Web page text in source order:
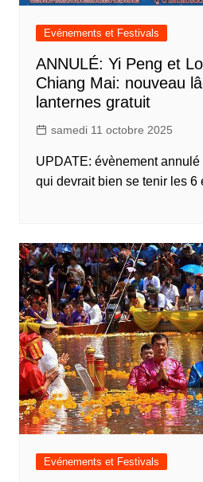
Evénements et Festivals
ANNULÉ: Yi Peng et
Chiang Mai: nouveau
lanternes gratuit
samedi 11 octobre 2025
UPDATE: évènement
qui devrait bien se tenir les 6
Evénements et Festivals